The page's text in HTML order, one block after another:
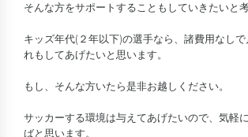
そんな方をサポートすることもしていきたいと考
キッズ年代(２年以下)の選手なら、諸費用なし
れもしてあげたいと思います。
もし、そんな方いたら是非お越しください。
サッカーする環境は与えてあげたいので、気軽
ばと思います。